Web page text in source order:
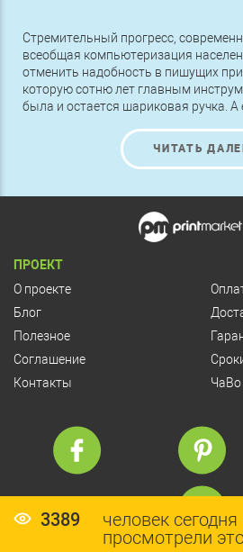
Стремительный прогресс,
всеобщая компьютеризация
отменить надобность в пишущих
которую сотню лет главным
была и остается шариковая ручка. А
канцелярским товаром, а
однозначно улучшит имидж
ЧИТАТЬ
3389
человек сегодня
просмотрели
ПРОЕКТ
О проекте
Блог
Полезное
Соглашение
Контакты
ЧаВо